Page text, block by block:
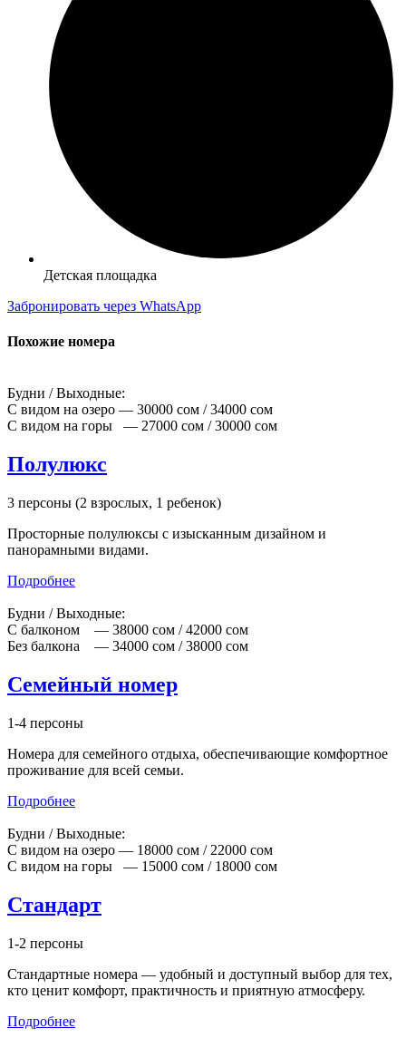
Детская площадка
Забронировать через WhatsApp
Похожие номера
Будни / Выходные:
С видом на озеро — 30000 сом / 34000 сом
С видом на горы — 27000 сом / 30000 сом
Полулюкс
3 персоны (2 взрослых, 1 ребенок)
Просторные полулюксы с изысканным дизайном и
панорамными видами.
Подробнее
Будни / Выходные:
C балконом — 38000 сом / 42000 сом
Без балкона — 34000 сом / 38000 сом
Семейный номер
1-4 персоны
Номера для семейного отдыха, обеспечивающие комфортное
проживание для всей семьи.
Подробнее
Будни / Выходные:
С видом на озеро — 18000 сом / 22000 сом
С видом на горы — 15000 cом / 18000 сом
Стандарт
1-2 персоны
Стандартные номера — удобный и доступный выбор для тех,
кто ценит комфорт, практичность и приятную атмосферу.
Подробнее